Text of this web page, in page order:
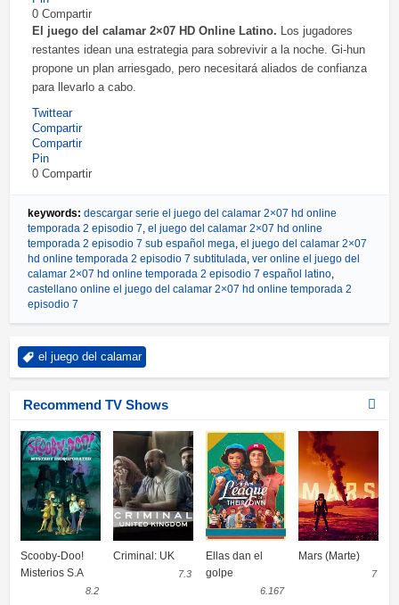
0 Compartir
El juego del calamar 2×07 HD Online Latino. Los jugadores
restantes idean una estrategia para sobrevivir a la noche. Gi-hun
propone un plan arriesgado, pero necesitará aliados de confianza
para llevarlo a cabo.
Twittear
Compartir
Compartir
Pin
0 Compartir
keywords: descargar serie el juego del calamar 2×07 hd online
temporada 2 episodio 7 el juego del calamar 2×07 hd online
temporada 2 episodio 7 sub español mega el juego del calamar 2×07
hd online temporada 2 episodio 7 subtitulada ver online el juego del
calamar 2×07 hd online temporada 2 episodio 7 español latino
castellano online el juego del calamar 2×07 hd online temporada 2
episodio 7
el juego del calamar
Recommend TV Shows
Scooby-Doo!
Misterios S.A
8.2
Criminal: UK
7.3
Ellas dan el
golpe
6.167
Mars (Marte)
7